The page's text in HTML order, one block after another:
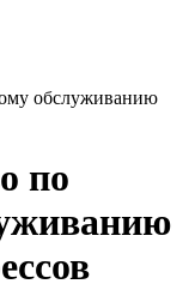
обслуживанию
по